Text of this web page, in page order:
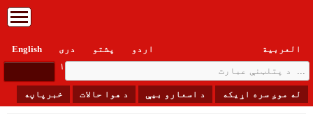
English دری پشتو العربیة
اردو
له موږ سره اړیکه د اسعارو بیې د هوا حالات خبرپاڼه